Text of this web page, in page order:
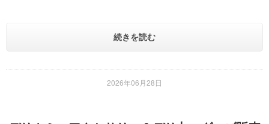
続きを読む
2026年06月28日